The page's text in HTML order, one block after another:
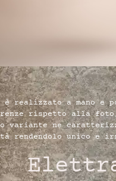
realizzato a mano e
rispetto alla
variante ne
rendendolo unico e